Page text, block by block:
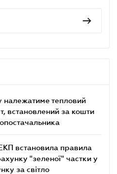
належатиме тепловий
встановлений за кошти
встановила правила
"зеленої" частки у
за світло